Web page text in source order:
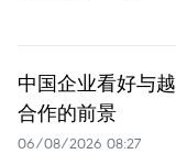
中国企业看好与
合作的前景
06/08/2026 08:27